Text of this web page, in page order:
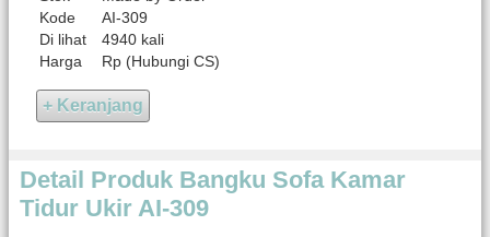
Kode
AI-309
Di lihat
4940 kali
Harga
Rp (Hubungi CS)
Detail Produk Bangku Sofa Kamar
Tidur Ukir AI-309